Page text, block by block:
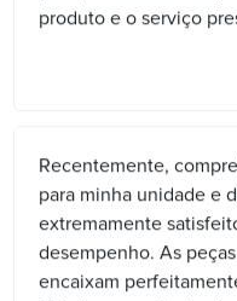
produto e o serviço
Recentemente,
para minha unidade e
extremamente
desempenho. As
encaixam